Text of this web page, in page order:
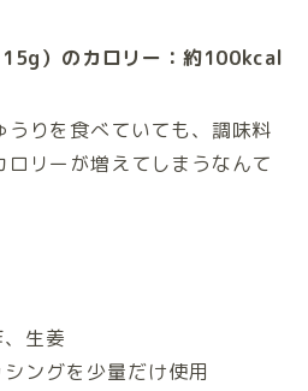
）のカロリー：約100kcal
りを食べていても、調味料
リーが増えてしまうなんて
生姜
ングを少量だけ使用